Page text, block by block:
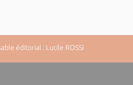
éditorial : Lucile ROSSI